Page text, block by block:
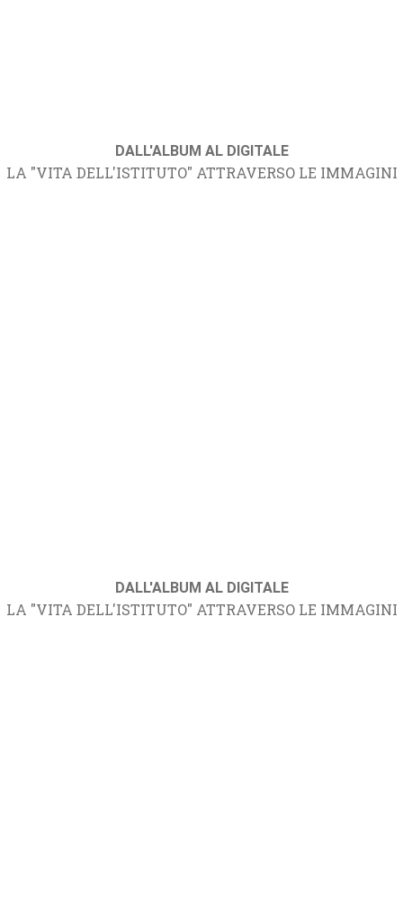
DALL'ALBUM AL DIGITALE
LA "VITA DELL'ISTITUTO" ATTRAVERSO LE IMMAGINI
DALL'ALBUM AL DIGITALE
LA "VITA DELL'ISTITUTO" ATTRAVERSO LE IMMAGINI